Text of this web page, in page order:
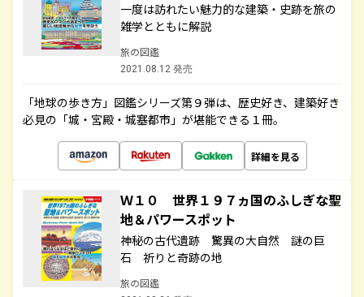
一度は訪れたい魅力的な建築・史跡を旅の
雑学とともに解説
旅の図鑑
2021.08.12 発売
「地球の歩き方」図鑑シリーズ第９弾は、歴史好き、建築好き
必見の「城・宮殿・城塞都市」が堪能できる１冊。
詳細を見る
Ｗ１０ 世界１９７ヵ国のふしぎな聖
地＆パワースポット
神秘の古代遺跡 驚異の大自然 謎の巨
石 祈りと奇跡の地
旅の図鑑